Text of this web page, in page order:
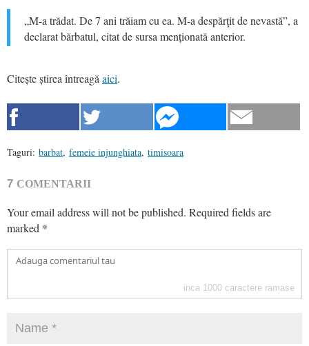
„M-a trădat. De 7 ani trăiam cu ea. M-a despărţit de nevastă”, a
declarat bărbatul, citat de sursa menționată anterior.
Citește știrea întreagă aici.
Taguri: barbat, femeie injunghiata, timisoara
7 COMENTARII
Your email address will not be published. Required fields are
marked *
inca 1000 caractere ramase